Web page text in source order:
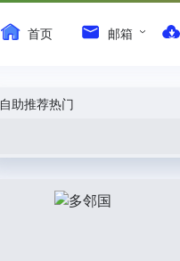
首页 邮箱
自助推荐热门